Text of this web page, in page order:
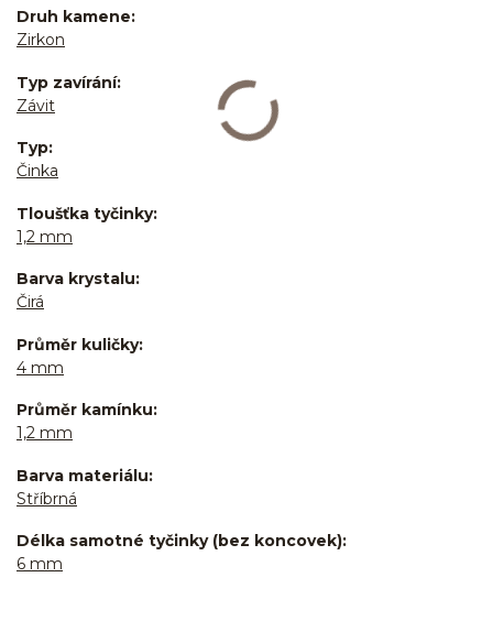
Druh kamene
Zirkon
Typ zavírání
Závit
Typ
Činka
Tloušťka tyčinky
1,2 mm
Barva krystalu
Čirá
Průměr kuličky
4 mm
Průměr kamínku
1,2 mm
Barva materiálu
Stříbrná
Délka samotné tyčinky (bez koncovek)
6 mm